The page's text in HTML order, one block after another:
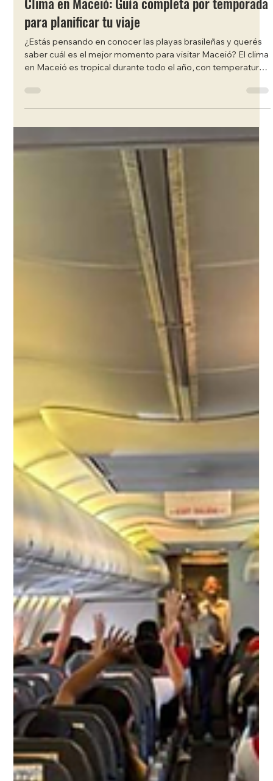
Juan Carlos Bondi
18 dic 2025
5 min de lectura
Clima en Maceió: Guía completa por temporada
para planificar tu viaje
¿Estás pensando en conocer las playas brasileñas y querés
saber cuál es el mejor momento para visitar Maceió? El clima
en Maceió es tropical durante todo el año, con temperaturas
cálidas que oscilan entre los 23°C y 31°C , por eso es un
destino ideal para disfrutar del sol y el mar en cualquier
estación. Conocer las características del clima en cada
época te va a ayudar a planificar mejor tu viaje y aprovechar
al máximo tu estadía en este destino brasileño ubicado en el
estad